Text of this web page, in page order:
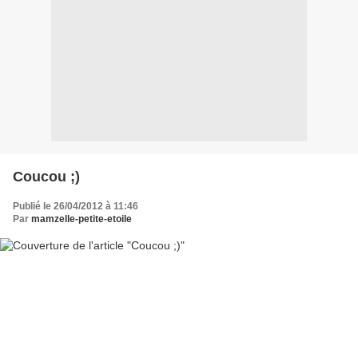
Coucou ;)
Publié le 26/04/2012 à 11:46
Par mamzelle-petite-etoile